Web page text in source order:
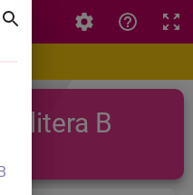
litera B